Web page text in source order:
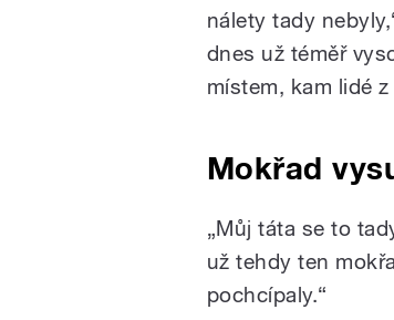
nálety tady
dnes už téměř
místem, kam lidé
Mokřad
„Můj táta se to
už tehdy ten
pochcípaly.“